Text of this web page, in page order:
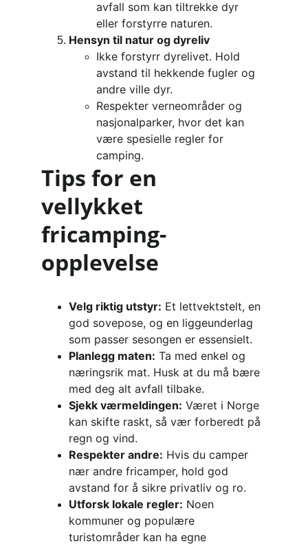
avfall som kan tiltrekke dyr
eller forstyrre naturen.
Hensyn til natur og dyreliv
Ikke forstyrr dyrelivet. Hold
avstand til hekkende fugler og
andre ville dyr.
Respekter verneområder og
nasjonalparker, hvor det kan
være spesielle regler for
camping.
Tips for en
vellykket
fricamping-
opplevelse
Velg riktig utstyr: Et lettvektstelt, en
god sovepose, og en liggeunderlag
som passer sesongen er essensielt.
Planlegg maten: Ta med enkel og
næringsrik mat. Husk at du må bære
med deg alt avfall tilbake.
Sjekk værmeldingen: Været i Norge
kan skifte raskt, så vær forberedt på
regn og vind.
Respekter andre: Hvis du camper
nær andre fricamper, hold god
avstand for å sikre privatliv og ro.
Utforsk lokale regler: Noen
kommuner og populære
turistområder kan ha egne